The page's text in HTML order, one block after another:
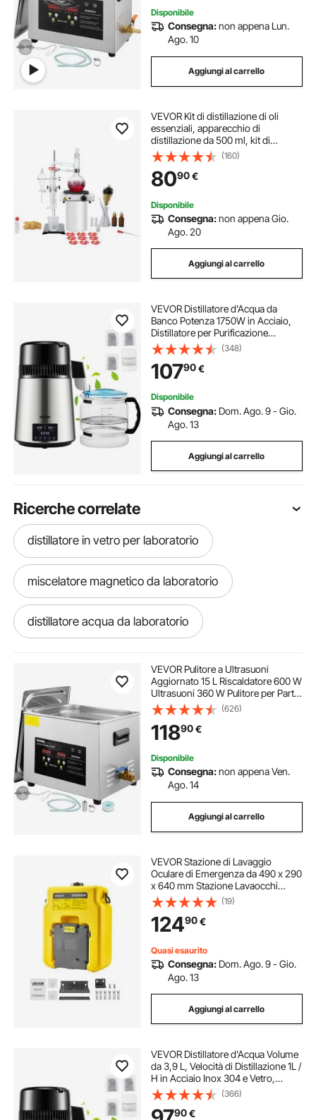
Disponibile
Consegna:non appena Lun.
Ago. 10
Aggiungi al carrello
VEVOR Kit di distillazione di oli
essenziali, apparecchio di
distillazione da 500 ml, kit di
distillazione di vetreria 3,3 Boro con
piastra riscaldante da 1000 W, set
da 33 pezzi
(160)
8090€
Disponibile
Consegna:non appena Gio.
Ago. 20
Aggiungi al carrello
VEVOR Distillatore d'Acqua da
Banco Potenza 1750W in Acciaio,
Distillatore per Purificazione
dell'Acqua Produttività 1,5L/H,
Alambicco per Distillazione d'Acqua
Controllo di Tempo Contenitore in
Vetro
(348)
10790€
Disponibile
Consegna: Dom. Ago. 9 - Gio.
Ago. 13
Aggiungi al carrello
Ricerche correlate
distillatore in vetro per laboratorio
miscelatore magnetico da laboratorio
distillatore acqua da laboratorio
kit di distillazione laboratorio
acciaio laboratorio
kit vetreria laboratorio chimica
piastra laboratorio magnetico
kit vetreria laboratorio di chimica
miscelatore per laboratorio con piastra riscaldante
materiale per laboratorio di chimica
kit per laboratorio di chimica
supporto da laboratorio
piattaforma di sollevamento laboratorio
VEVOR Pulitore a Ultrasuoni
Aggiornato 15 L Riscaldatore 600 W
Ultrasuoni 360 W Pulitore per Parti
a Ultrasuoni da Laboratorio Digitale
con Temporizzatore per Pulizia di
Strumenti Dentali in Vetro
(626)
11890€
Disponibile
Consegna:non appena Ven.
Ago. 14
Aggiungi al carrello
VEVOR Stazione di Lavaggio
Oculare di Emergenza da 490 x 290
x 640 mm Stazione Lavaocchi
Portatile con 2 Spruzzi,
Installazione Semplificata, per
Scuole, Laboratori, Fabbriche,
Giallo
(19)
12490€
Quasi esaurito
Consegna: Dom. Ago. 9 - Gio.
Ago. 13
Aggiungi al carrello
VEVOR Distillatore d'Acqua Volume
da 3,9 L, Velocità di Distillazione 1L /
H in Acciaio Inox 304 e Vetro,
Distillatore Colore d'Argento, Uso
per Uffici, Case, Laboratori,
Ospedali, Studi Dentistici
(366)
90€